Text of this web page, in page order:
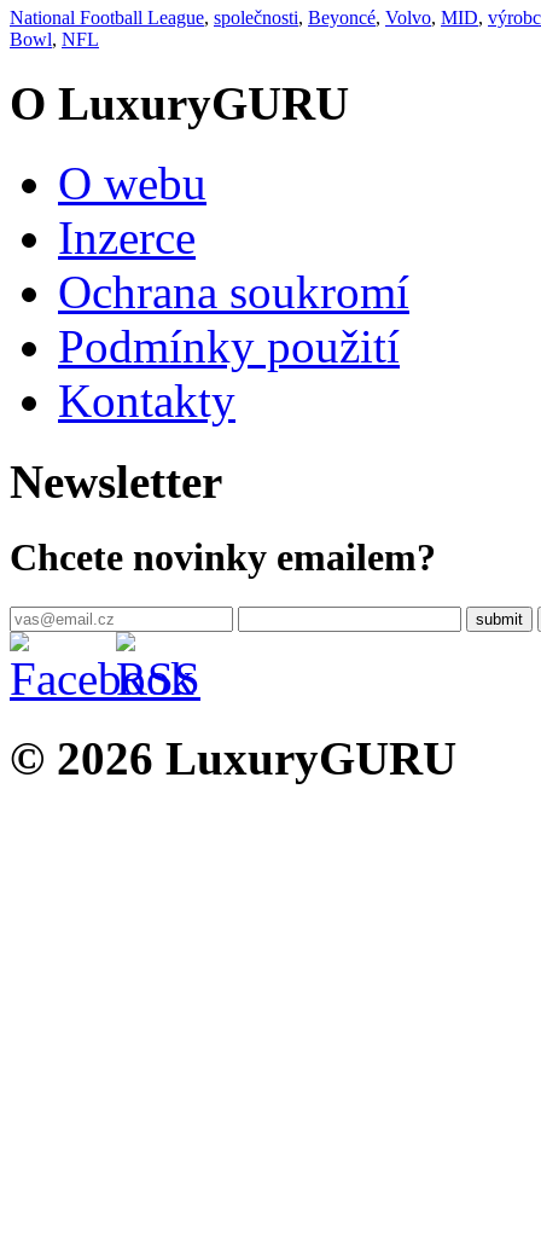
National Football League, společnosti, Beyoncé, Volvo, MID,
Bowl, NFL
O LuxuryGURU
O webu
Inzerce
Ochrana soukromí
Podmínky použití
Kontakty
Newsletter
Chcete novinky emailem?
© 2026 LuxuryGURU